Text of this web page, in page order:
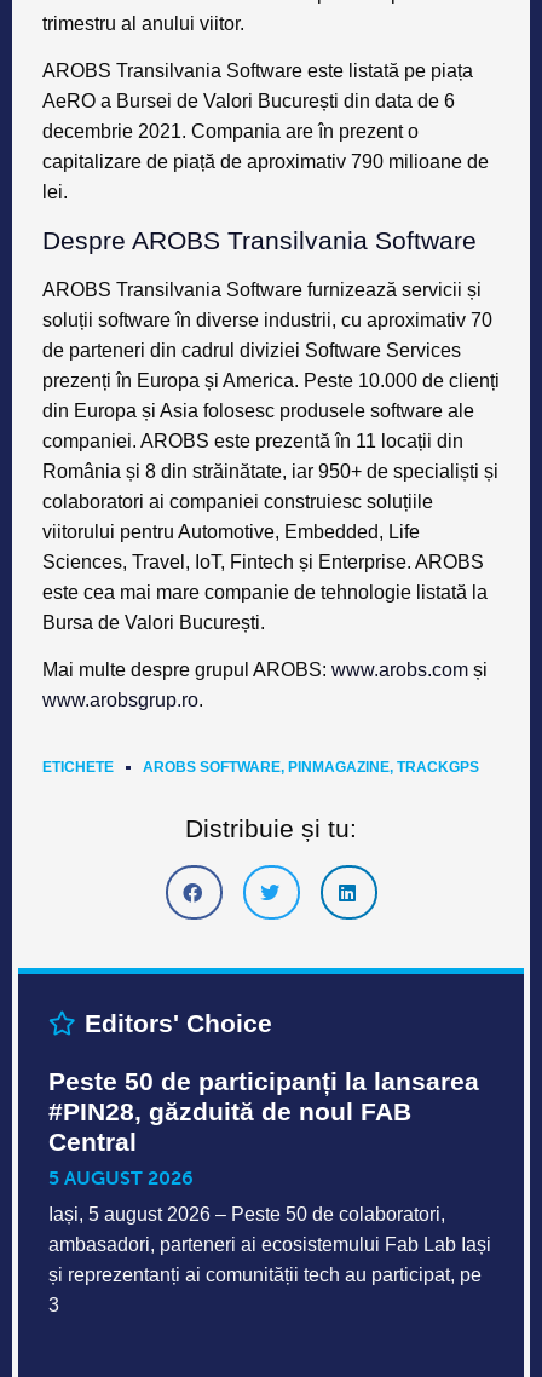
trimestru al anului viitor.
AROBS Transilvania Software este listată pe piața
AeRO a Bursei de Valori București din data de 6
decembrie 2021. Compania are în prezent o
capitalizare de piață de aproximativ 790 milioane de
lei.
Despre AROBS Transilvania Software
AROBS Transilvania Software furnizează servicii și
soluții software în diverse industrii, cu aproximativ 70
de parteneri din cadrul diviziei Software Services
prezenți în Europa și America. Peste 10.000 de clienți
din Europa și Asia folosesc produsele software ale
companiei. AROBS este prezentă în 11 locații din
România și 8 din străinătate, iar 950+ de specialiști și
colaboratori ai companiei construiesc soluțiile
viitorului pentru Automotive, Embedded, Life
Sciences, Travel, IoT, Fintech și Enterprise. AROBS
este cea mai mare companie de tehnologie listată la
Bursa de Valori București.
Mai multe despre grupul AROBS: www.arobs.com și
www.arobsgrup.ro.
ETICHETE AROBS SOFTWARE, PINMAGAZINE, TRACKGPS
Distribuie și tu:
Editors' Choice
Peste 50 de participanți la lansarea
#PIN28, găzduită de noul FAB
Central
5 AUGUST 2026
Iași, 5 august 2026 – Peste 50 de colaboratori,
ambasadori, parteneri ai ecosistemului Fab Lab Iași
și reprezentanți ai comunității tech au participat, pe
3